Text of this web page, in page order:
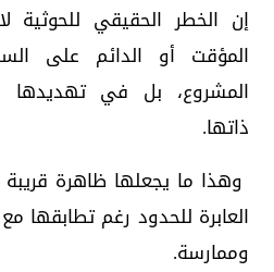
إن الخطر الحقيقي للحوثية
المؤقت أو الدائم على
المشروع، بل في تهديدها
ذاتها.
وهذا ما يجعلها ظاهرة قريبة
العابرة للحدود رغم تطابقها
وممارسة.